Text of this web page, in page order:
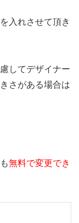
入れさせて頂き
してデザイナー
さがある場合は
無料で変更でき